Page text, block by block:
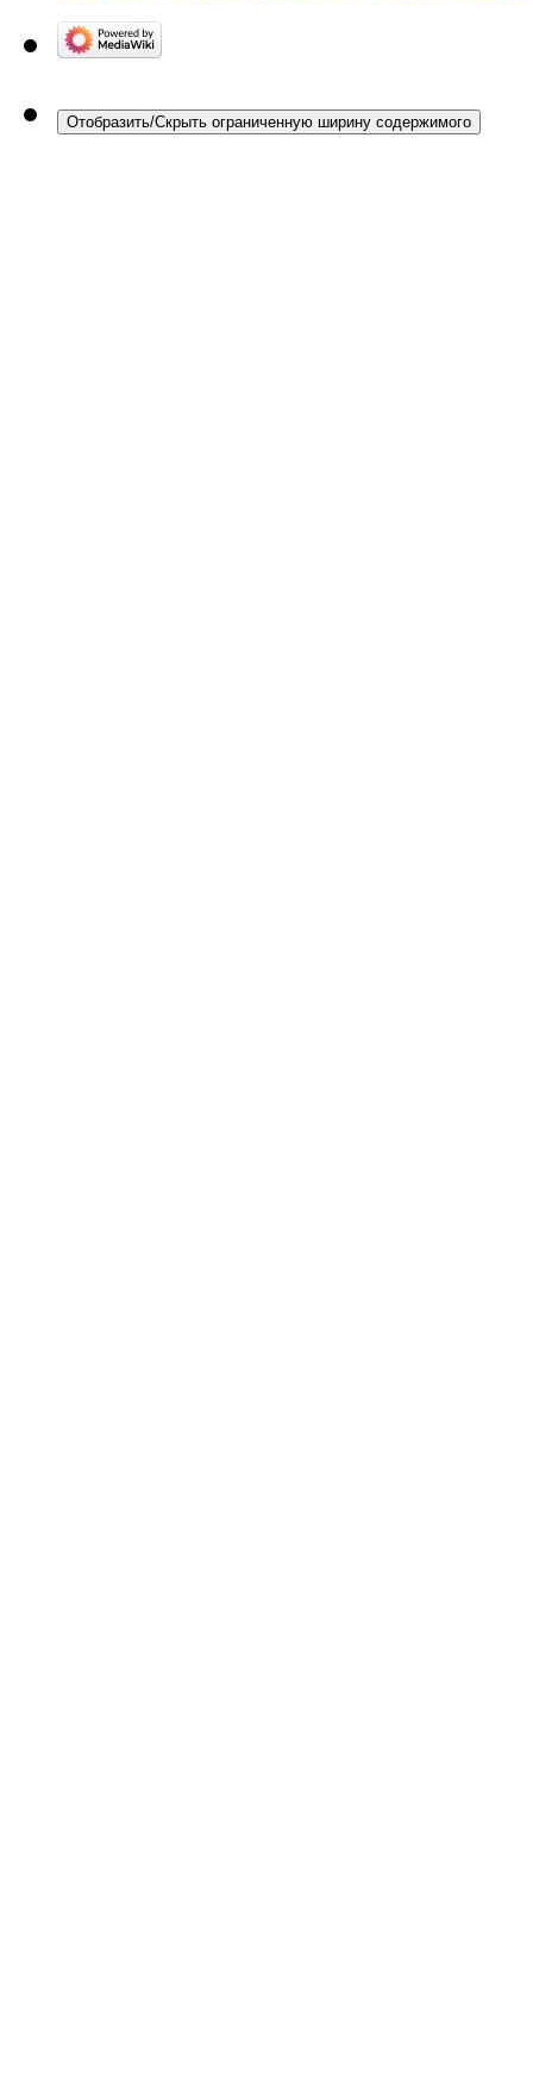
Отобразить/Скрыть ограниченную ширину содержимого